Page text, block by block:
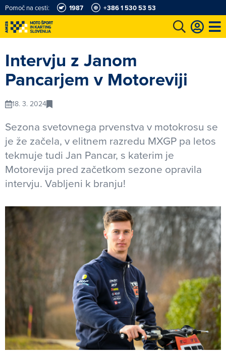
Pomoč na cesti: 1987 +386 1 530 53 53
Intervju z Janom
Pancarjem v Motoreviji
18. 3. 2024
Sezona svetovnega prvenstva v motokrosu se
je že začela, v elitnem razredu MXGP pa letos
tekmuje tudi Jan Pancar, s katerim je
Motorevija pred začetkom sezone opravila
intervju. Vabljeni k branju!